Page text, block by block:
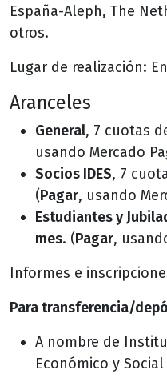
España-Aleph, The
otros.
Lugar de realización: En
Aranceles
General, 7 cuotas
usando Mercado
Socios IDES, 7
(Pagar, usando
Estudiantes y
mes. (Pagar,
Informes e
Para transferencia/
A nombre de
Económico y